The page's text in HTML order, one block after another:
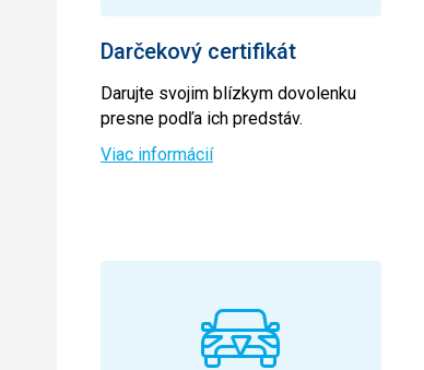
Darčekový certifikát
Darujte svojim blízkym dovolenku
presne podľa ich predstáv.
Viac informácií